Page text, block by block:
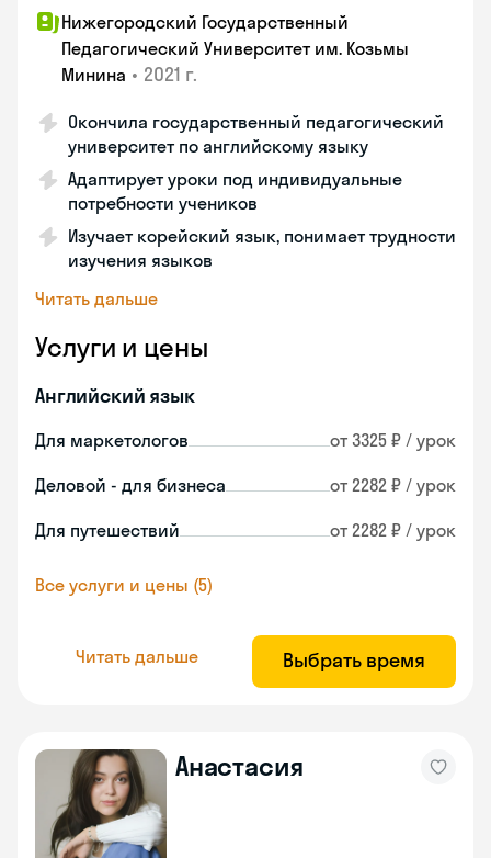
Нижегородский Государственный
Педагогический Университет им. Козьмы
Минина • 2021 г.
Окончила государственный педагогический
университет по английскому языку
Адаптирует уроки под индивидуальные
потребности учеников
Изучает корейский язык, понимает трудности
изучения языков
Читать дальше
Услуги и цены
Английский язык
Для маркетологов от 3325 ₽ / урок
Деловой - для бизнеса от 2282 ₽ / урок
Для путешествий от 2282 ₽ / урок
Все услуги и цены (5)
Читать дальше Выбрать время
Анастасия